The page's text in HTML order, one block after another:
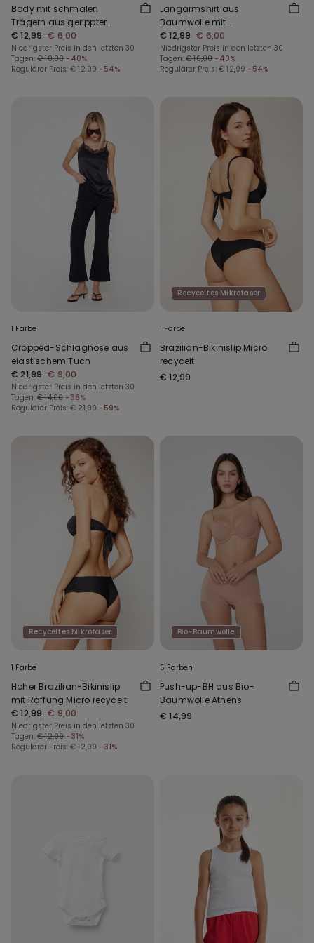
Body mit schmalen
Trägern aus gerippter
Baumwolle
€ 12,99 € 6,00
Niedrigster Preis in den letzten 30
Tagen: € 10,00 -40%
Regulärer Preis: € 12,99 -54%
Langarmshirt aus
Baumwolle mit
Muschelkante
€ 12,99 € 6,00
Niedrigster Preis in den letzten 30
Tagen: € 10,00 -40%
Regulärer Preis: € 12,99 -54%
1 Farbe
Cropped-Schlaghose aus
elastischem Tuch
€ 21,99 € 9,00
Niedrigster Preis in den letzten 30
Tagen: € 14,00 -36%
Regulärer Preis: € 21,99 -59%
Recyceltes Mikrofaser
1 Farbe
Brazilian-Bikinislip Micro
recycelt
€ 12,99
Recyceltes Mikrofaser
1 Farbe
Hoher Brazilian-Bikinislip
mit Raffung Micro recycelt
€ 12,99 € 9,00
Niedrigster Preis in den letzten 30
Tagen: € 12,99 -31%
Regulärer Preis: € 12,99 -31%
Bio-Baumwolle
5 Farben
Push-up-BH aus Bio-
Baumwolle Athens
€ 14,99